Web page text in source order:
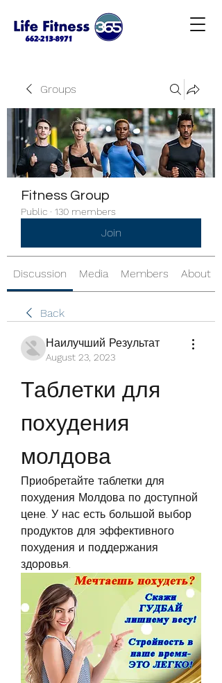
Groups
Fitness Group
Public · 130 members
Join
Discussion Media Members About
Back
Наилучший Результат
August 23, 2023
Таблетки для
похудения
молдова
Приобретайте таблетки для
похудения Молдова по доступной
цене. У нас есть большой выбор
продуктов для эффективного
похудения и поддержания
здоровья.